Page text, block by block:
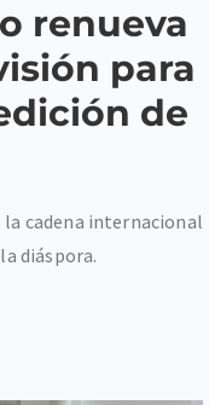
renueva
para
de
la cadena internacional
diáspora.